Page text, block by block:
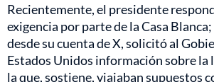
Recientemente, el presidente
exigencia por parte de la Casa
desde su cuenta de X, solicitó al
Estados Unidos información sobre la
la que, sostiene, viajaban supuestos